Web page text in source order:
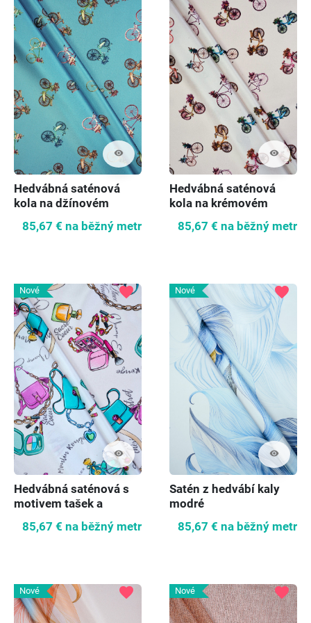
visibility
Hedvábná saténová
kola na džínovém
85,67 € na běžný metr
visibility
Hedvábná saténová
kola na krémovém
85,67 € na běžný metr
Nové
visibility
favorite
Hedvábná saténová s
motivem tašek a
85,67 € na běžný metr
Nové
visibility
favorite
Satén z hedvábí kaly
modré
85,67 € na běžný metr
Nové favorite Nové favorite